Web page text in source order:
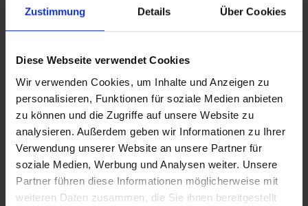
Zustimmung Details Über Cookies
Diese Webseite verwendet Cookies
Wir verwenden Cookies, um Inhalte und Anzeigen zu
personalisieren, Funktionen für soziale Medien anbieten
zu können und die Zugriffe auf unsere Website zu
analysieren. Außerdem geben wir Informationen zu Ihrer
Verwendung unserer Website an unsere Partner für
soziale Medien, Werbung und Analysen weiter. Unsere
Partner führen diese Informationen möglicherweise mit
weiteren Daten zusammen, die Sie ihnen bereitgestellt
Wahl für alle Pedelecs mit einer Tretunterstützung bis 25
km/h. Das wichtigstes Kriterium für diese Empfehlung:
Sicherheit.
PRODUKTINFORMATIONEN